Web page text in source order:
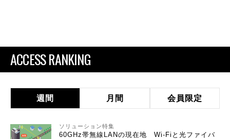
ACCESS RANKING
週間 月間 会員限定
ソリューション特集
60GHz帯無線LANの現在地 Wi-Fiと光ファイバ